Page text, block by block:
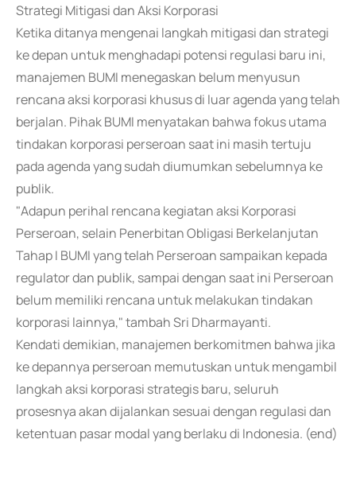
Strategi Mitigasi dan Aksi Korporasi
Ketika ditanya mengenai langkah mitigasi dan strategi
ke depan untuk menghadapi potensi regulasi baru ini,
manajemen BUMI menegaskan belum menyusun
rencana aksi korporasi khusus di luar agenda yang telah
berjalan. Pihak BUMI menyatakan bahwa fokus utama
tindakan korporasi perseroan saat ini masih tertuju
pada agenda yang sudah diumumkan sebelumnya ke
publik.
"Adapun perihal rencana kegiatan aksi Korporasi
Perseroan, selain Penerbitan Obligasi Berkelanjutan
Tahap I BUMI yang telah Perseroan sampaikan kepada
regulator dan publik, sampai dengan saat ini Perseroan
belum memiliki rencana untuk melakukan tindakan
korporasi lainnya," tambah Sri Dharmayanti.
Kendati demikian, manajemen berkomitmen bahwa jika
ke depannya perseroan memutuskan untuk mengambil
langkah aksi korporasi strategis baru, seluruh
prosesnya akan dijalankan sesuai dengan regulasi dan
ketentuan pasar modal yang berlaku di Indonesia. (end)